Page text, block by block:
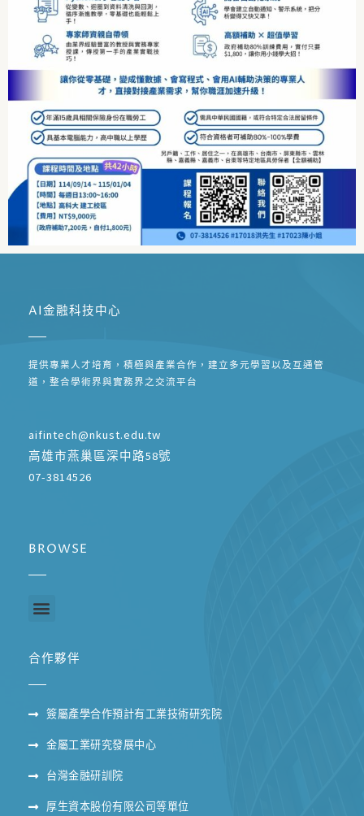
AI金融科技中心
提供專業人才培育，積極與產業合作，建立多元學習以及互通管
道，整合學術界與實務界之交流平台
aifintech@nkust.edu.tw
高雄市燕巢區深中路58號
07-3814526
BROWSE
合作夥伴
簽屬產學合作預計有工業技術研究院
金屬工業研究發展中心
台灣金融研訓院
厚生資本股份有限公司等單位